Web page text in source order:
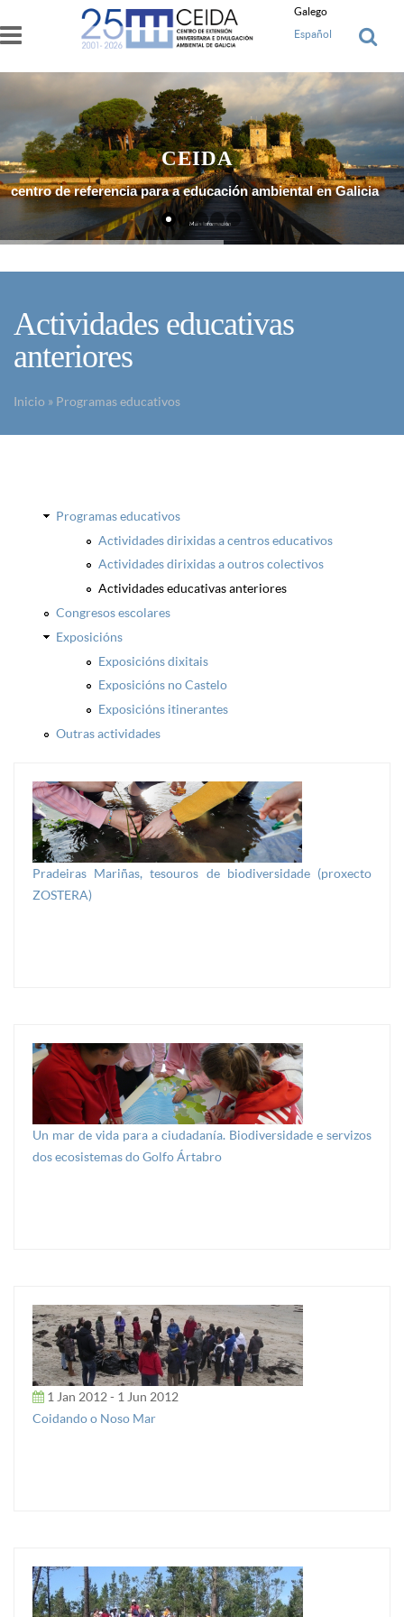
Ir o contido principal
Galego
Español
centro de referencia para a educación ambiental en Galicia
Máis Información
CEIDA
Actividades educativas
anteriores
Inicio » Programas educativos
Programas educativos
Actividades dirixidas a centros educativos
Actividades dirixidas a outros colectivos
Actividades educativas anteriores
Congresos escolares
Exposicións
Exposicións dixitais
Exposicións no Castelo
Exposicións itinerantes
Outras actividades
Pradeiras Mariñas, tesouros de biodiversidade (proxecto
ZOSTERA)
Un mar de vida para a ciudadanía. Biodiversidade e servizos
dos ecosistemas do Golfo Ártabro
1 Jan 2012 - 1 Jun 2012
Coidando o Noso Mar